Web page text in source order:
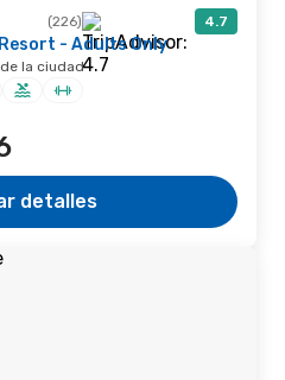
(226) 4.7
- Adults Only
la ciudad
detalles